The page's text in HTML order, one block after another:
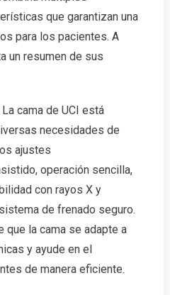
Para
Centros
De
que garantizan una
para los pacientes. A
un resumen de sus
La cama de UCI está
necesidades de
ajustes
operación sencilla,
con rayos X y
de frenado seguro.
que la cama se adapte a
y ayude en el
de manera eficiente.